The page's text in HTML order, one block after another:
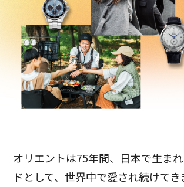
オリエントは75年間、日本で生ま
ドとして、世界中で愛され続けてき